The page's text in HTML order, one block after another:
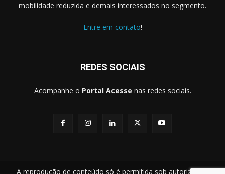
mobilidade reduzida e demais interessados no segmento.
Entre em contato!
REDES SOCIAIS
Acompanhe o Portal Acesse nas redes sociais.
A reprodução de conteúdo só é permitida sob autorização.